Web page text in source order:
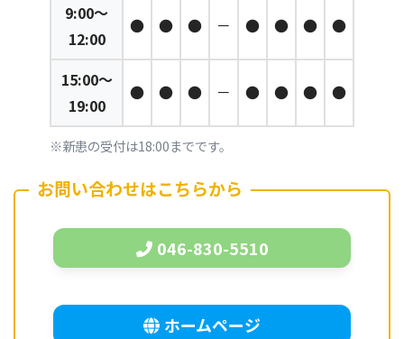
9:00～
12:00
● ● ● － ● ● ● ●
15:00～
19:00
● ● ● － ● ● ● ●
※新患の受付は18:00までです。
お問い合わせはこちらから
046-830-5510
ホームページ